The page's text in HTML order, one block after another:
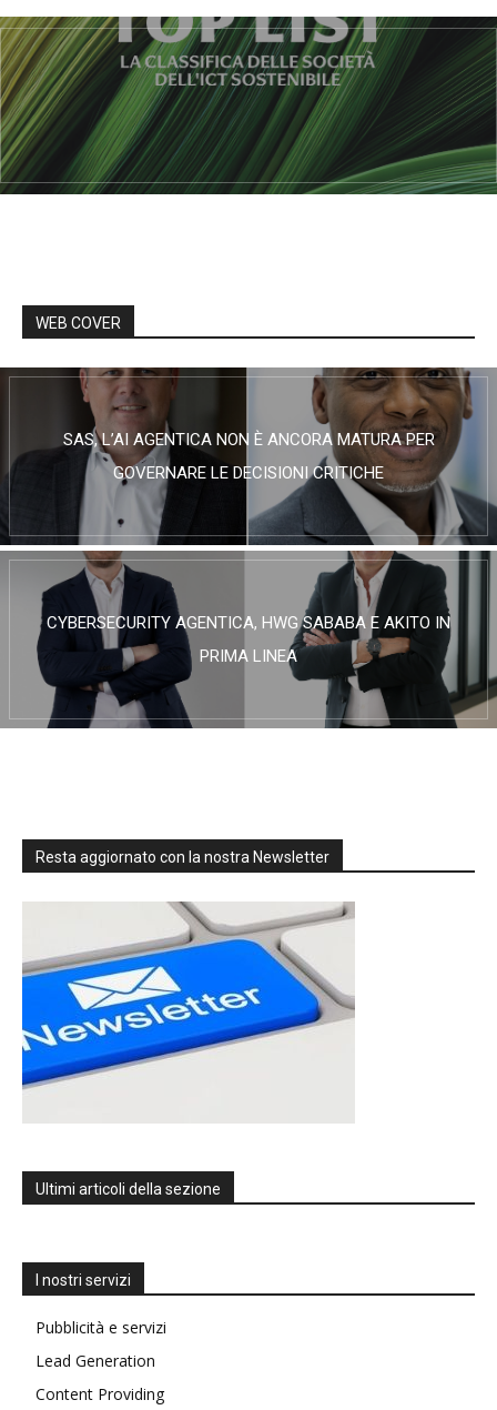
WEB COVER
SAS, L’AI AGENTICA NON È ANCORA MATURA PER
GOVERNARE LE DECISIONI CRITICHE
CYBERSECURITY AGENTICA, HWG SABABA E AKITO IN
PRIMA LINEA
Resta aggiornato con la nostra Newsletter
Ultimi articoli della sezione
I nostri servizi
Pubblicità e servizi
Lead Generation
Content Providing